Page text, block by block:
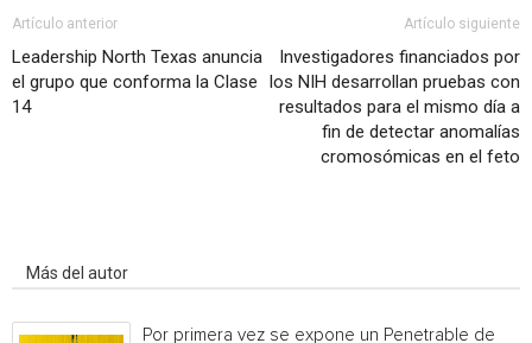
Artículo anterior
Leadership North Texas anuncia
el grupo que conforma la Clase
14
Artículo siguiente
Investigadores financiados por
los NIH desarrollan pruebas con
resultados para el mismo día a
fin de detectar anomalías
cromosómicas en el feto
Más del autor
Por primera vez se expone un Penetrable de